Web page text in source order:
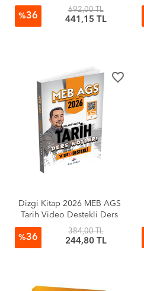
Milli Eğitim Sistemi Çıkmış
Soru Analizli Konu Anlatımı
Özgür Hamal Ziya Sümer
%36
692,00 TL
441,15 TL
favorite_border
Dizgi Kitap 2026 MEB AGS
Tarih Video Destekli Ders
Notları Selami Yalçın
%36
384,00 TL
244,80 TL